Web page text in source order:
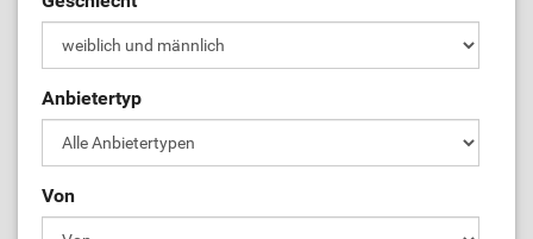
ÜL-Börse
Anbietertyp
Von